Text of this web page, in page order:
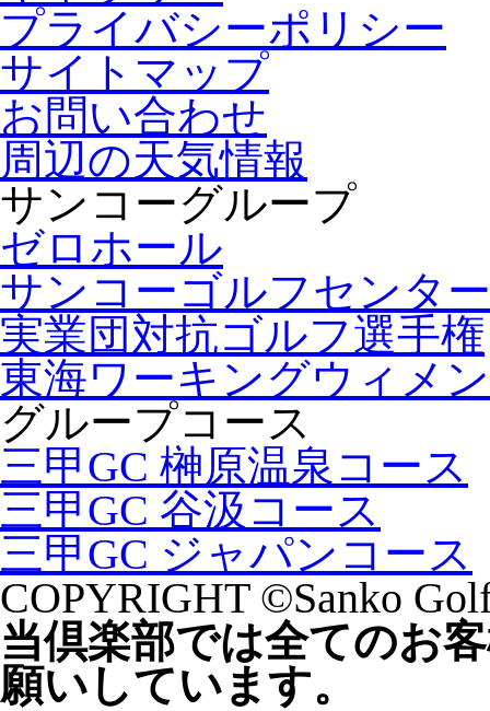
プライバシーポリシー
サイトマップ
お問い合わせ
周辺の天気情報
サンコーグループ
ゼロホール
サンコーゴルフセンター
実業団対抗ゴルフ選手権
東海ワーキングウィメ
グループコース
三甲GC 榊原温泉コース
三甲GC 谷汲コース
三甲GC ジャパンコース
COPYRIGHT ©Sanko
当倶楽部では全てのお
願いしています。